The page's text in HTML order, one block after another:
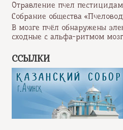
Отравление пчел
Собрание общества
В мозге пчёл обнаружены
сходные с альфа-ритмом
ССЫЛКИ